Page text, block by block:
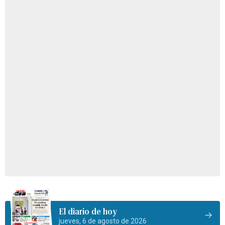
El diario de hoy
jueves, 6 de agosto de 2026